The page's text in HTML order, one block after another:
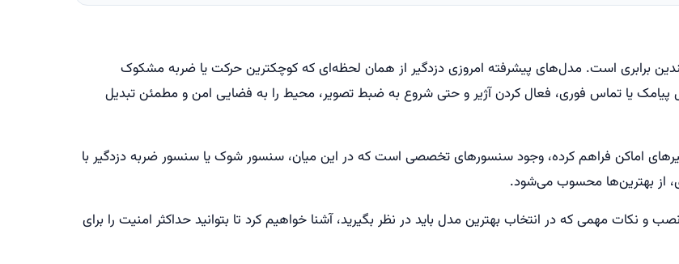
برابری است. مدل‌های پیشرفته امروزی دزدگیر از همان لحظه‌ای که کوچکترین حرکت یا ضربه مشکوک
یا تماس فوری، فعال کردن آژیر و حتی شروع به ضبط تصویر، محیط را به فضایی امن و مطمئن تبدیل
اماکن فراهم کرده، وجود سنسورهای تخصصی است که در این میان، سنسور شوک یا سنسور ضربه دزدگیر با
از بهترین‌ها محسوب می‌شود.
نکات مهمی که در انتخاب بهترین مدل باید در نظر بگیرید، آشنا خواهیم کرد تا بتوانید حداکثر امنیت را برای